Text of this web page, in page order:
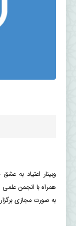
وبينار اعتیاد به
به صورت مجازی